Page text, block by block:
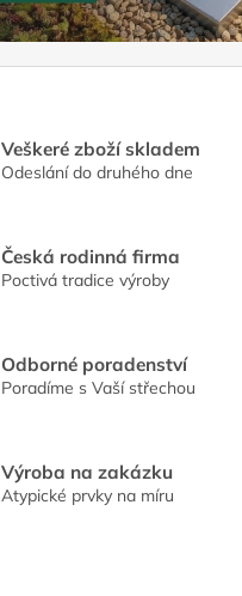
Veškeré zboží skladem
Odeslání do druhého dne
Česká rodinná firma
Poctivá tradice výroby
Odborné poradenství
Poradíme s Vaší střechou
Výroba na zakázku
Atypické prvky na míru